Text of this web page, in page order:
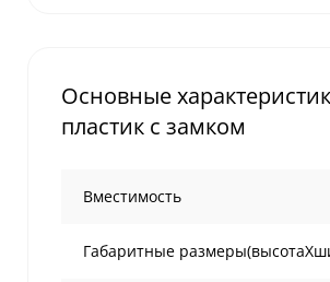
Основные
пластик с замком
Вместимость
Габаритные